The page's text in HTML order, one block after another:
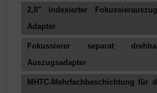
2,8" indexierter
Adapter
Fokussierer separat
Auszugsadapter
MHTC-Mehrfachbeschichtung für